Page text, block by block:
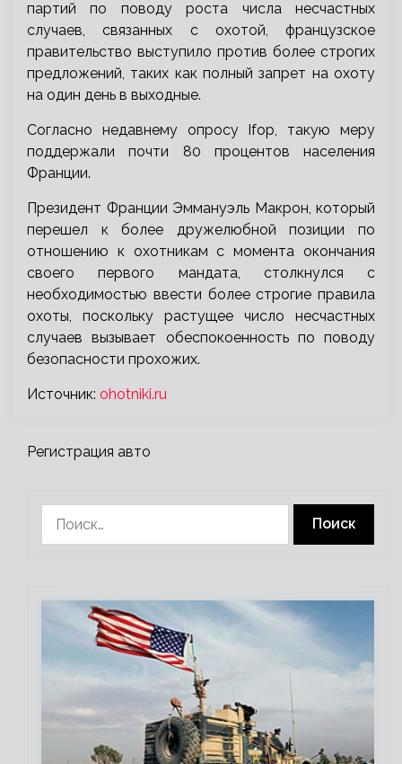
партий по поводу роста числа несчастных
случаев, связанных с охотой, французское
правительство выступило против более строгих
предложений, таких как полный запрет на охоту
на один день в выходные.
Согласно недавнему опросу Ifop, такую меру
поддержали почти 80 процентов населения
Франции.
Президент Франции Эммануэль Макрон, который
перешел к более дружелюбной позиции по
отношению к охотникам с момента окончания
своего первого мандата, столкнулся с
необходимостью ввести более строгие правила
охоты, поскольку растущее число несчастных
случаев вызывает обеспокоенность по поводу
безопасности прохожих.
Источник: ohotniki.ru
Регистрация авто